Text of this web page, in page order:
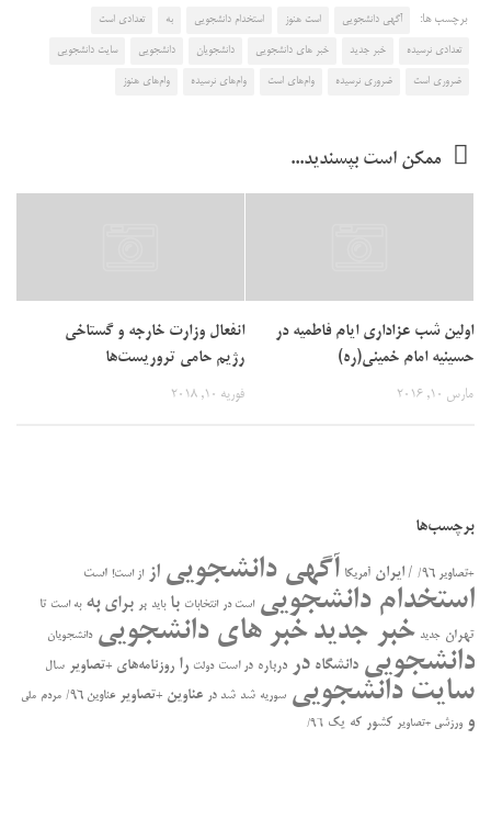
برچسب ها: آگهی دانشجویی است هنوز استخدام دانشجویی به تعدادی است
تعدادی نرسیده خبر جدید خبر های دانشجویی دانشجویان دانشجویی سایت دانشجویی
ضروری است ضروری نرسیده وام‌های است وام‌های نرسیده وام‌های هنوز
ممکن است بپسندید...
اولین شب عزاداری ایام فاطمیه در
حسینیه امام خمینی(ره)
مارس 10, 2016
انفعال وزارت خارجه و گستاخی
رژیم حامی تروریست‌ها
فوریه 10, 2018
برچسب‌ها
+تصاویر ۹۶/ / ایران آمریکا آگهی دانشجویی از از است! است
استخدام دانشجویی است در انتخابات با باید بر برای به به است تا
تهران جدید خبر جدید خبر های دانشجویی دانشجویان
دانشجویی دانشگاه در درباره در ﺍﺳﺖ دولت را روزنامه‌های +تصاویر سال
سایت دانشجویی سوریه شد شد در عناوین +تصاویر عناوین ۹۶/ مردم ملی
و ورزشی +تصاویر کشور که یک ۹۶/